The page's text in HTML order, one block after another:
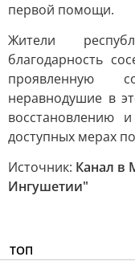
первой помощи.
Жители
благодарность
проявленную
неравнодушие в
восстановлению
доступных мерах
Источник: Канал в
Ингушетии"
ТОП